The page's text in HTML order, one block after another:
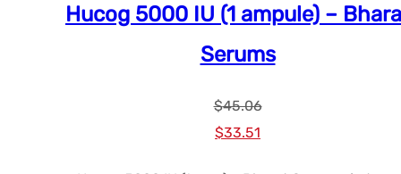
Hucog 5000 IU (1 ampule) –
Serums
$45.06
Původní
$33.51